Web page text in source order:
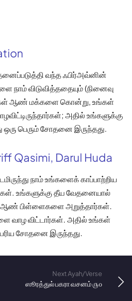
வந்த ஃபிர்அவ்னின்
நாம் விடுவித்ததையும் (நினைவு
ஆண் மக்களை கொன்று, உங்கள்
அதில் உங்களுக்கு
ஒரு பெரும் சோதனை இருந்தது.
Qasimi, Darul Huda
நாம் உங்களைக் காப்பாற்றிய
உங்களுக்கு தீய வேதனையால்
ஆண் பிள்ளைகளை அறுத்தார்கள்.
வாழ விட்டார்கள். அதில் உங்கள்
சோதனை இருந்தது.
Next Ayah/Verse
ஸூரத்துல் பகரா வசனம் ௫௦